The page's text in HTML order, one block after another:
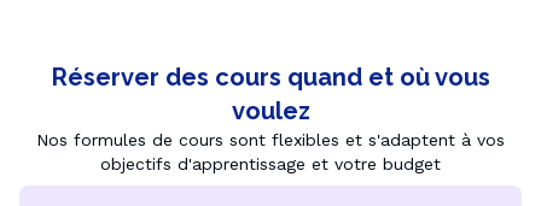
Réserver des cours quand et où vous
voulez
Nos formules de cours sont flexibles et s'adaptent à vos
objectifs d'apprentissage et votre budget